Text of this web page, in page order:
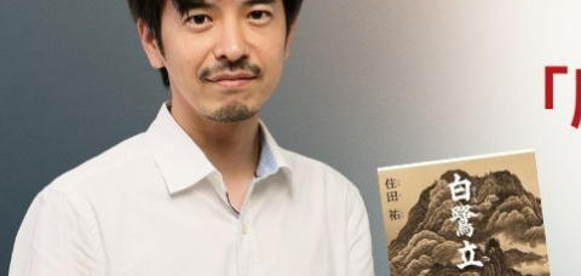
「90%は失敗する。でも…」本田圭佑が初めて明
#三山凌